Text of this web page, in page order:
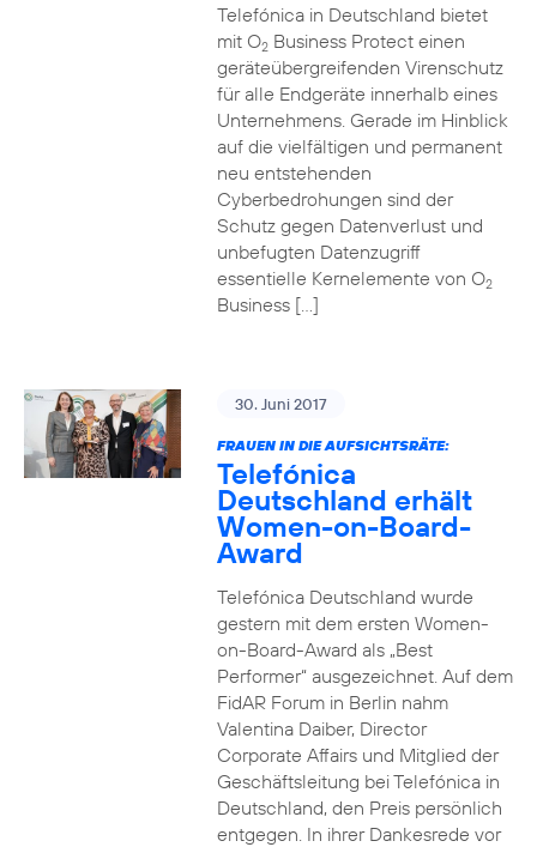
Telefónica in Deutschland bietet
mit O2Business Protect einen
geräteübergreifenden Virenschutz
für alle Endgeräte innerhalb eines
Unternehmens. Gerade im Hinblick
auf die vielfältigen und permanent
neu entstehenden
Cyberbedrohungen sind der
Schutz gegen Datenverlust und
unbefugten Datenzugriff
essentielle Kernelemente von O2
Business […]
30. Juni 2017
FRAUEN IN DIE AUFSICHTSRÄTE:
Telefónica
Deutschland erhält
Women-on-Board-
Award
Telefónica Deutschland wurde
gestern mit dem ersten Women-
on-Board-Award als „Best
Performer“ ausgezeichnet. Auf dem
FidAR Forum in Berlin nahm
Valentina Daiber, Director
Corporate Affairs und Mitglied der
Geschäftsleitung bei Telefónica in
Deutschland, den Preis persönlich
entgegen. In ihrer Dankesrede vor